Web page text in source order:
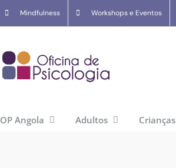
Mindfulness Workshops e Eventos
OP Angola Adultos Crianças